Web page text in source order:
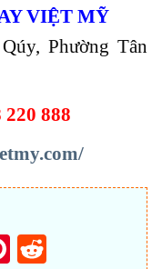
VIỆT MỸ
Phường Tân
220 888
Pinterest